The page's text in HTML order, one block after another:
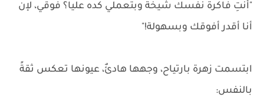
"أنتِ فاكرة نفسك شيخة وبتعملي كده عليا؟ فوقي، لإن
أنا أقدر أفوقك وبسهولة!"
ابتسمت زهرة بارتياح، وجهها هادئٌ، عيونها تعكس ثقةً
بالنفس: